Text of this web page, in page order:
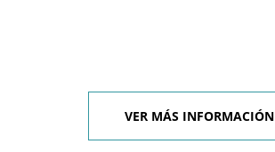
VER MÁS INFORMACIÓN